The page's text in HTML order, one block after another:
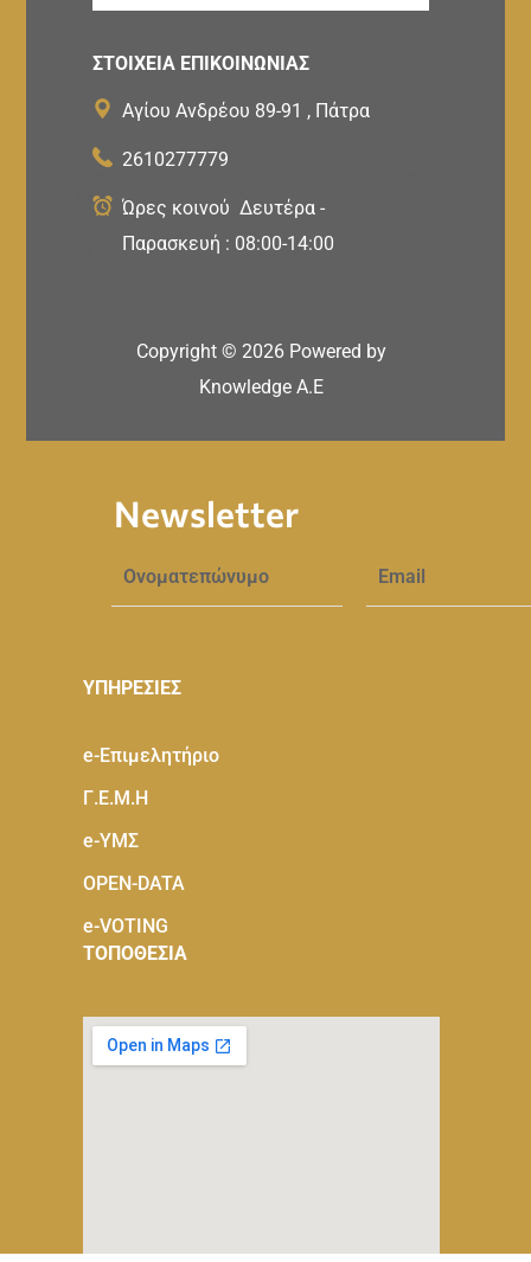
ΣΤΟΙΧΕΙΑ ΕΠΙΚΟΙΝΩΝΙΑΣ
Αγίου Ανδρέου 89-91 , Πάτρα
2610277779
Ώρες κοινού Δευτέρα -
Παρασκευή : 08:00-14:00
Copyright © 2026 Powered by
Knowledge A.E
Newsletter
ΥΠΗΡΕΣΙΕΣ
e-Eπιμελητήριο
Γ.Ε.Μ.Η
e-ΥΜΣ
OPEN-DATA
e-VOTING
ΤΟΠΟΘΕΣΙΑ